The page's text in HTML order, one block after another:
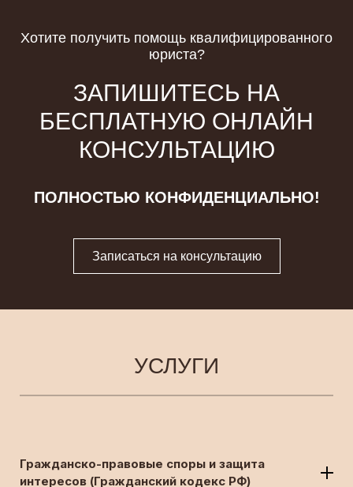
Хотите получить помощь квалифицированного
юриста?
ЗАПИШИТЕСЬ НА
БЕСПЛАТНУЮ ОНЛАЙН
КОНСУЛЬТАЦИЮ
ПОЛНОСТЬЮ КОНФИДЕНЦИАЛЬНО!
Записаться на консультацию
УСЛУГИ
Гражданско-правовые споры и защита
интересов (Гражданский кодекс РФ)